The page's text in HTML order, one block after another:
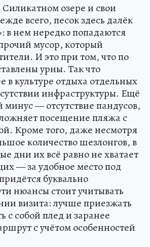
озере и свои
всего, песок здесь далёк
в нем нередко попадаются
мусор, который
И это при том, что по
урны. Так что
в культуре отдыха отдельных
инфраструктуры. Ещё
— отсутствие пандусов,
посещение пляжа с
Кроме того, даже несмотря
количество шезлонгов, в
дни их всё равно не хватает
— за удобное место под
буквально
нюансы стоит учитывать
визита: лучше приезжать
с собой плед и заранее
с учётом особенностей